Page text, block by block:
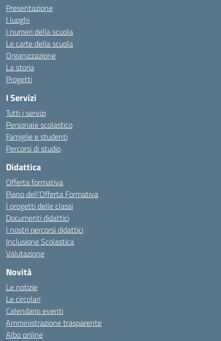
Presentazione
I luoghi
I numeri della scuola
Le carte della scuola
Organizzazione
La storia
Progetti
I Servizi
Tutti i servizi
Personale scolastico
Famiglie e studenti
Percorsi di studio
Didattica
Offerta formativa
Piano dell’Offerta Formativa
I progetti delle classi
Documenti didattici
I nostri percorsi didattici
Inclusione Scolastica
Valutazione
Novità
Le notizie
Le circolari
Calendario eventi
Amministrazione trasparente
Albo online